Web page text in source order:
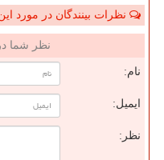
نظرات بینندگان در مورد
نظر شما
نام:
ایمیل:
نظر: